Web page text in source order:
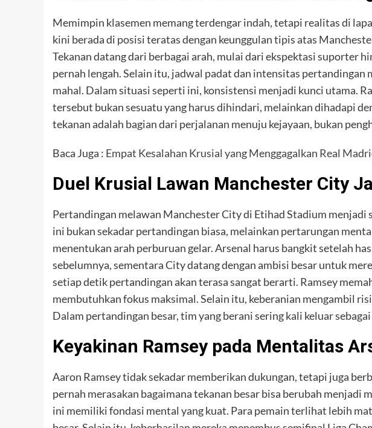
Memimpin klasemen memang terdengar indah, tetapi realitas di
kini berada di posisi teratas dengan keunggulan tipis atas
Tekanan datang dari berbagai arah, mulai dari ekspektasi suporter
pernah lengah. Selain itu, jadwal padat dan intensitas pertandingan
mahal. Dalam situasi seperti ini, konsistensi menjadi kunci utama.
tersebut bukan sesuatu yang harus dihindari, melainkan dihadapi
tekanan adalah bagian dari perjalanan menuju kejayaan, bukan
Baca Juga : Empat Kesalahan Krusial yang Menggagalkan Real
Duel Krusial Lawan Manchester City
Pertandingan melawan Manchester City di Etihad Stadium menjadi
ini bukan sekadar pertandingan biasa, melainkan pertarungan
menentukan arah perburuan gelar. Arsenal harus bangkit setelah
sebelumnya, sementara City datang dengan ambisi besar untuk
setiap detik pertandingan akan terasa sangat berarti. Ramsey
membutuhkan fokus maksimal. Selain itu, keberanian mengambil
Dalam pertandingan besar, tim yang berani sering kali keluar
Keyakinan Ramsey pada Mentalitas
Aaron Ramsey tidak sekadar memberikan dukungan, tetapi juga
pernah merasakan bagaimana tekanan besar bisa berubah menjadi
ini memiliki fondasi mental yang kuat. Para pemain terlihat lebih